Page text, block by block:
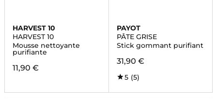
HARVEST 10
HARVEST 10
Mousse nettoyante
purifiante
11,90 €
PAYOT
PÂTE GRISE
Stick gommant purifiant
31,90 €
5 (5)